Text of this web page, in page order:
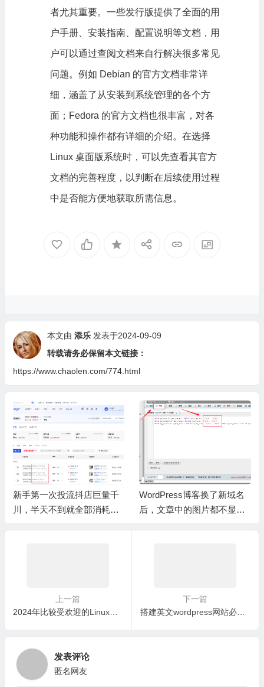
者尤其重要。一些发行版提供了全面的用
户手册、安装指南、配置说明等文档，用
户可以通过查阅文档来自行解决很多常见
问题。例如 Debian 的官方文档非常详
细，涵盖了从安装到系统管理的各个方
面；Fedora 的官方文档也很丰富，对各
种功能和操作都有详细的介绍。在选择
Linux 桌面版系统时，可以先查看其官方
文档的完善程度，以判断在后续使用过程
中是否能方便地获取所需信息。
本文由 添乐 发表于2024-09-09
转载请务必保留本文链接：
https://www.chaolen.com/774.html
新手第一次投流抖店巨量千
川，半天不到就全部消耗完
WordPress博客换了新域名
后，文章中的图片都不显示
上一篇
2024年比较受欢迎的Linux桌面版系统有哪些？
下一篇
搭建英文wordpress网站必备的5个页面
发表评论
匿名网友